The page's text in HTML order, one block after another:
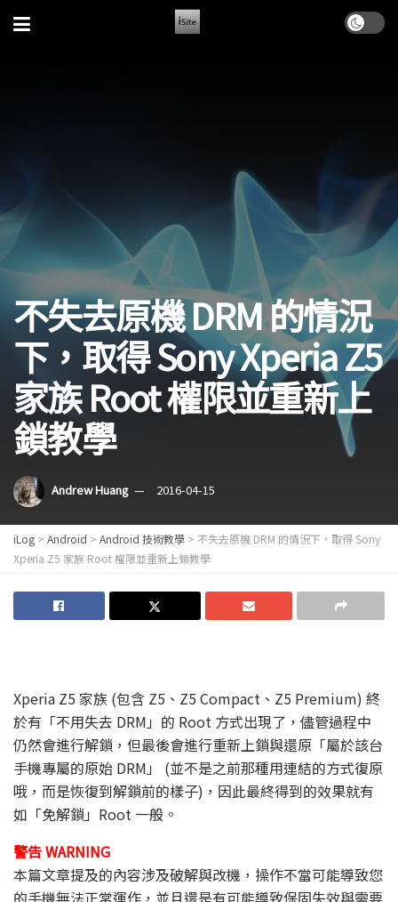
不失去原機 DRM 的情況
下，取得 Sony Xperia Z5
家族 Root 權限並重新上
鎖教學
Andrew Huang 2016-04-15
iLog > Android > Android 技術教學 > 不失去原機 DRM 的情況下，取得 Sony
Xperia Z5 家族 Root 權限並重新上鎖教學
Xperia Z5 家族 (包含 Z5、Z5 Compact、Z5 Premium) 終
於有「不用失去 DRM」的 Root 方式出現了，儘管過程中
仍然會進行解鎖，但最後會進行重新上鎖與還原「屬於該台
手機專屬的原始 DRM」 (並不是之前那種用連結的方式復原
哦，而是恢復到解鎖前的樣子)，因此最終得到的效果就有
如「免解鎖」Root 一般。
警告 WARNING
本篇文章提及的內容涉及破解與改機，操作不當可能導致您
的手機無法正常運作，並且還是有可能導致保固失效與需要